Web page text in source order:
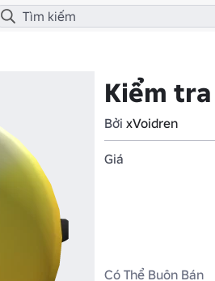
Kiểm
Bởi xVoidren
Giá
Có Thể Buôn Bán